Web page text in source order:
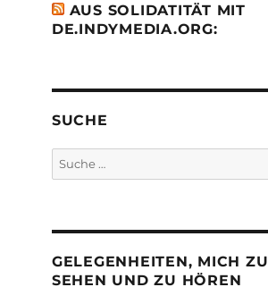
AUS SOLIDATITÄT MIT
DE.INDYMEDIA.ORG:
SUCHE
Suche
nach:
GELEGENHEITEN, MICH ZU
SEHEN UND ZU HÖREN